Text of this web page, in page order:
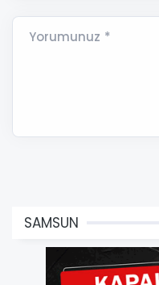
Yorumunuz *
SAMSUN